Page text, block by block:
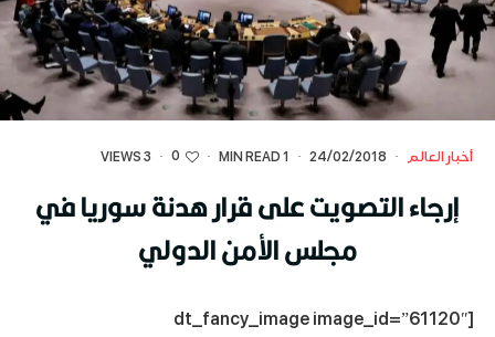
أخبار العالم ·
24/02/2018
·
1 MIN READ
·
0
·
3 VIEWS
إرجاء التصويت على قرار هدنة سوريا في
مجلس الأمن الدولي
[dt_fancy_image image_id=”61120″